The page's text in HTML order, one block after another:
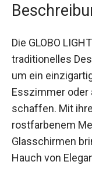
Die GLOBO
traditionelles
um ein
Esszimmer oder
schaffen. Mit
rostfarbenem
Glasschirmen
Hauch von